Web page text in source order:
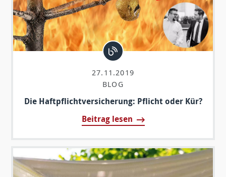
27.11.2019
BLOG
Die Haftpflichtversicherung: Pflicht oder Kür?
Beitrag lesen